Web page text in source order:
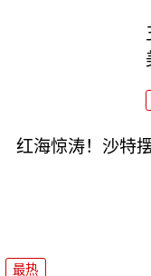
红海惊涛！沙特
最热